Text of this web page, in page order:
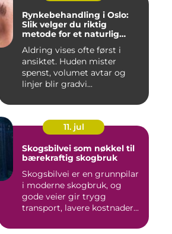
Rynkebehandling i Oslo:
Slik velger du riktig
metode for et naturlig
Aldring vises ofte først i
ansiktet. Huden mister
spenst, volumet avtar og
linjer blir gradvi...
11. jul
Skogsbilvei som nøkkel til
bærekraftig skogbruk
Skogsbilvei er en grunnpilar
i moderne skogbruk, og
gode veier gir trygg
transport, lavere kostnader...